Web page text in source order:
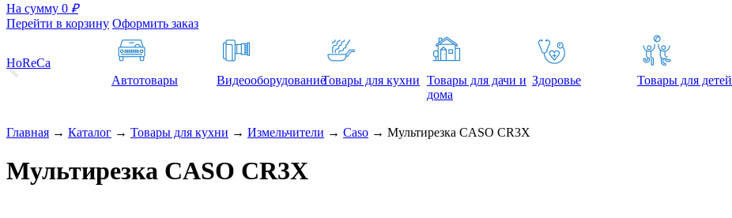
На сумму 0 ₽
Перейти в корзину Оформить заказ
HoReCa
Автотовары
ВидеооборудованиеТовары для кухни Товары для дачи и
дома
Здоровье Товары для детей
Главная → Каталог → Товары для кухни → Измельчители → Caso → Мультирезка CASO CR3X
Мультирезка CASO CR3X